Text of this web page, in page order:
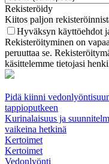
Rekisteröidy
Kiitos paljon
Hyväksyn käyttöehdot
Rekisteröityminen on
peruuttaa se.
käsittelemme tietojasi
Pidä kiinni
tappioputkeen
Kurinalaisuus ja
vaikeina hetkinä
Kertoimet
Kertoimet
Vedonlyönti